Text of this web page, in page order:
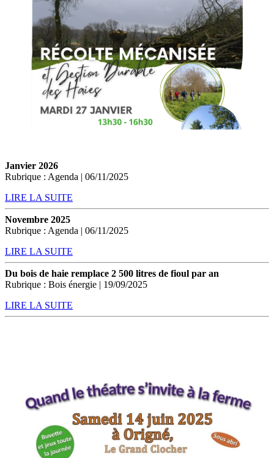
Janvier 2026
Rubrique : Agenda | 06/11/2025
LIRE LA SUITE
Novembre 2025
Rubrique : Agenda | 06/11/2025
LIRE LA SUITE
Du bois de haie remplace 2 500 litres de fioul par an
Rubrique : Bois énergie | 19/09/2025
LIRE LA SUITE